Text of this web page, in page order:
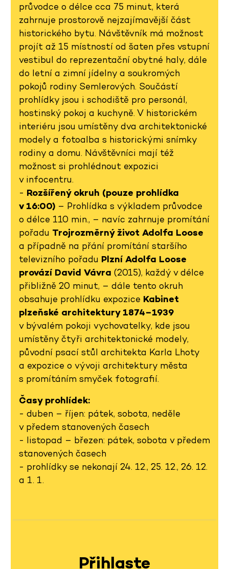
průvodce o délce cca 75 minut, která
zahrnuje prostorově nejzajímavější část
historického bytu. Návštěvník má možnost
projít až 15 místností od šaten přes vstupní
vestibul do reprezentační obytné haly, dále
do letní a zimní jídelny a soukromých
pokojů rodiny Semlerových. Součástí
prohlídky jsou i schodiště pro personál,
hostinský pokoj a kuchyně. V historickém
interiéru jsou umístěny dva architektonické
modely a fotoalba s historickými snímky
rodiny a domu. Návštěvníci mají též
možnost si prohlédnout expozici
v infocentru.
- Rozšířený okruh (pouze prohlídka
v 16:00) – Prohlídka s výkladem průvodce
o délce 110 min., – navíc zahrnuje promítání
pořadu Trojrozměrný život Adolfa Loose
a případně na přání promítání staršího
televizního pořadu Plzní Adolfa Loose
provází David Vávra (2015), každý v délce
přibližně 20 minut, – dále tento okruh
obsahuje prohlídku expozice Kabinet
plzeňské architektury 1874–1939
v bývalém pokoji vychovatelky, kde jsou
umístěny čtyři architektonické modely,
původní psací stůl architekta Karla Lhoty
a expozice o vývoji architektury města
s promítáním smyček fotografií.
Časy prohlídek:
- duben – říjen: pátek, sobota, neděle
v předem stanovených časech
- listopad – březen: pátek, sobota v předem
stanovených časech
- prohlídky se nekonají 24. 12., 25. 12., 26. 12.
a 1. 1.
Přihlaste